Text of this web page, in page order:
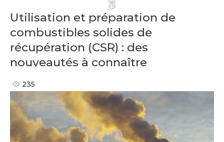
Pinterest
Utilisation et préparation de
combustibles solides de
récupération (CSR) : des
nouveautés à connaître
235